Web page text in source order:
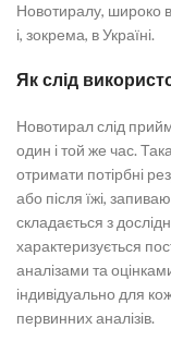
Новотиралу, широко
і, зокрема, в Україні.
Як слід
Новотирал слід
один і той же час.
отримати потірбні
або після їжі,
складається з
характеризується
аналізами та
індивідуально для
первинних аналізів.